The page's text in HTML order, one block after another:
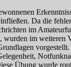
Da die
im
wurden im weiteren
Übung wurde